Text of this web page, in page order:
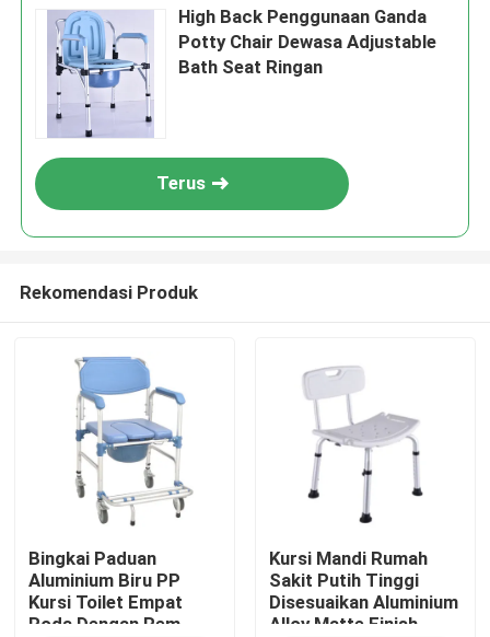
High Back Penggunaan Ganda
Potty Chair Dewasa Adjustable
Bath Seat Ringan
Terus
Rekomendasi Produk
Bingkai Paduan
Aluminium Biru PP
Kursi Toilet Empat
Roda Dengan Rem
Kursi Mandi Rumah
Sakit Putih Tinggi
Disesuaikan Aluminium
Alloy Matte Finish